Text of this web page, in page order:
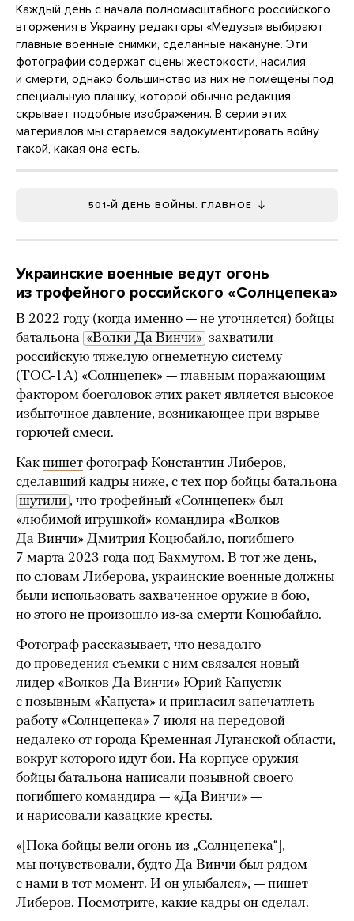
Каждый день с начала полномасштабного российского
вторжения в Украину редакторы «Медузы» выбирают
главные военные снимки, сделанные накануне. Эти
фотографии содержат сцены жестокости, насилия
и смерти, однако большинство из них не помещены под
специальную плашку, которой обычно редакция
скрывает подобные изображения. В серии этих
материалов мы стараемся задокументировать войну
такой, какая она есть.
501-Й ДЕНЬ ВОЙНЫ. ГЛАВНОЕ
Украинские военные ведут огонь
из трофейного российского «Солнцепека»
В 2022 году (когда именно — не уточняется) бойцы
батальона «Волки Да Винчи» захватили
российскую тяжелую огнеметную систему
(ТОС-1А) «Солнцепек» — главным поражающим
фактором боеголовок этих ракет является высокое
избыточное давление, возникающее при взрыве
горючей смеси.
Как пишет фотограф Константин Либеров,
сделавший кадры ниже, с тех пор бойцы батальона
шутили , что трофейный «Солнцепек» был
«любимой игрушкой» командира «Волков
Да Винчи» Дмитрия Коцюбайло, погибшего
7 марта 2023 года под Бахмутом. В тот же день,
по словам Либерова, украинские военные должны
были использовать захваченное оружие в бою,
но этого не произошло из-за смерти Коцюбайло.
Фотограф рассказывает, что незадолго
до проведения съемки с ним связался новый
лидер «Волков Да Винчи» Юрий Капустяк
с позывным «Капуста» и пригласил запечатлеть
работу «Солнцепека» 7 июля на передовой
недалеко от города Кременная Луганской области,
вокруг которого идут бои. На корпусе оружия
бойцы батальона написали позывной своего
погибшего командира — «Да Винчи» —
и нарисовали казацкие кресты.
«[Пока бойцы вели огонь из „Солнцепека“],
мы почувствовали, будто Да Винчи был рядом
с нами в тот момент. И он улыбался», — пишет
Либеров. Посмотрите, какие кадры он сделал.